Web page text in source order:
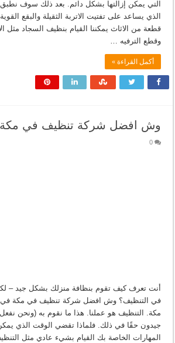
التي يمكن إزالتها بشكل دائم. بعد ذلك سوف
الذي يساعد على تفتيت الاتربة الثقيلة والبقع
قطعة من الاثاث يمكننا القيام بنظيف السجاد مثل
وقطع الترفيه …
أكمل القراءة »
وش افضل شركة تنظيف في مكة
0
أنت تعرف كيف تقوم بنظافة منزلك بشكل جيد –
في التنظيف؟ وش افضل شركة تنظيف في مكة في
مكة. التنظيف هو عملنا. هذا ما نقوم به (ونحن نفعل
جيدون حقًا في ذلك. فلماذا تقضي الوقت الذي
المهارات الخاصة بك القيام بشيء عادي مثل